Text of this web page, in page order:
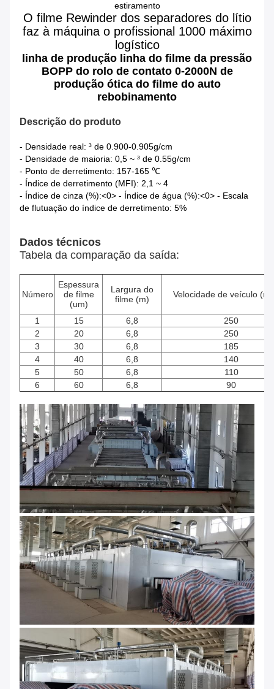
estiramento
O filme Rewinder dos separadores do lítio
faz à máquina o profissional 1000 máximo
logístico
linha de produção linha do filme da pressão
BOPP do rolo de contato 0-2000N de
produção ótica do filme do auto
rebobinamento
Descrição do produto
- Densidade real: ³ de 0.900-0.905g/cm
- Densidade de maioria: 0,5 ~ ³ de 0.55g/cm
- Ponto de derretimento: 157-165 ℃
- Índice de derretimento (MFI): 2,1 ~ 4
- Índice de cinza (%):<0> - Índice de água (%):<0> - Escala
de flutuação do índice de derretimento: 5%
Dados técnicos
Tabela da comparação da saída:
Número
Espessura
de filme
(um)
Largura do
filme (m)
Velocidade de veículo
1 15 6,8
250
2
20 6,8
250
3
30 6,8
185
4
40 6,8
140
5
50 6,8
110
6
60 6,8 90